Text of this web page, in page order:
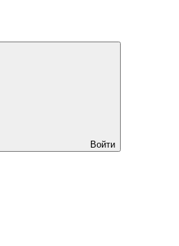
Войти